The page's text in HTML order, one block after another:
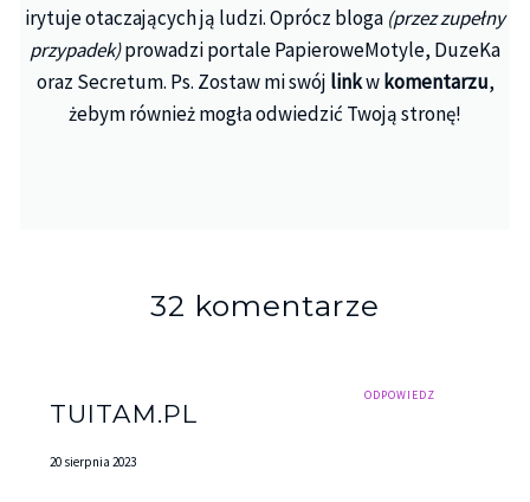
irytuje otaczających ją ludzi. Oprócz bloga (przez zupełny
przypadek)prowadzi portale PapieroweMotyle, DuzeKa
oraz Secretum. Ps. Zostaw mi swój linkwkomentarzu,
żebym również mogła odwiedzić Twoją stronę!
32 komentarze
ODPOWIEDZ
TUITAM.PL
20 sierpnia 2023